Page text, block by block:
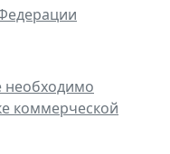
необходимо
коммерческой